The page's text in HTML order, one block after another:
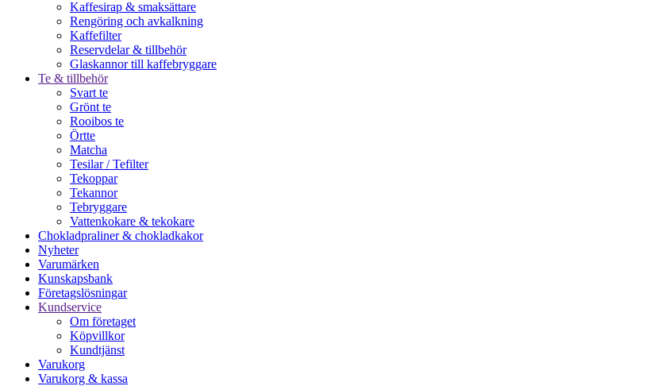
Kaffesirap & smaksättare
Rengöring och avkalkning
Kaffefilter
Reservdelar & tillbehör
Glaskannor till kaffebryggare
Te & tillbehör
Svart te
Grönt te
Rooibos te
Örtte
Matcha
Tesilar / Tefilter
Tekoppar
Tekannor
Tebryggare
Vattenkokare & tekokare
Chokladpraliner & chokladkakor
Nyheter
Varumärken
Kunskapsbank
Företagslösningar
Kundservice
Om företaget
Köpvillkor
Kundtjänst
Varukorg
Varukorg & kassa